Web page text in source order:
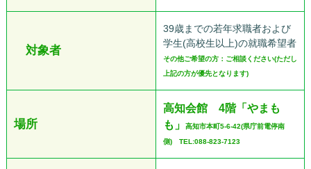
対象者
39歳までの若年求職者および
学生(高校生以上)の就職希望者
その他ご希望の方：ご相談ください(ただし
上記の方が優先となります)
場所
高知会館 4階「やまも
も」
高知市本町5-6-42(県庁前電停南
側) TEL:088-823-7123